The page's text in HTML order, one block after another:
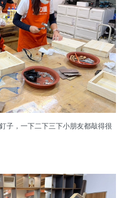
子，一下二下三下小朋友都敲得很